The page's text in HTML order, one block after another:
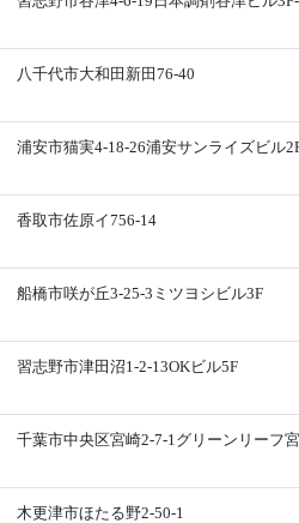
八千代市大和田新田76-40
浦安市猫実4-18-26浦安サンライズビル
香取市佐原イ756-14
船橋市咲が丘3-25-3ミツヨシビル3F
習志野市津田沼1-2-13OKビル5F
千葉市中央区宮崎2-7-1グリーンリーフ
木更津市ほたる野2-50-1